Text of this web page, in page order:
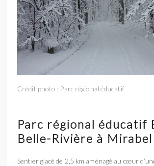
Crédit photo : Parc régional éducatif
Parc régional éducatif
Belle-Rivière à Mirabel
Sentier glacé de 2,5 km aménagé au cœur